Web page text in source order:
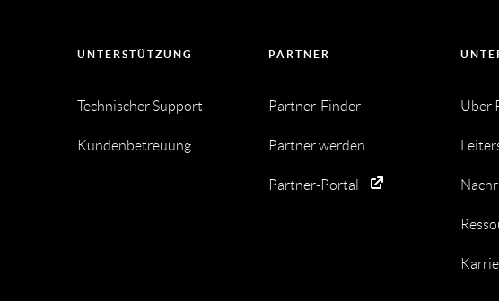
UNTERSTÜTZUNG
Technischer Support
Kundenbetreuung
PARTNER
Partner-Finder
Partner werden
Partner-Portal
Über